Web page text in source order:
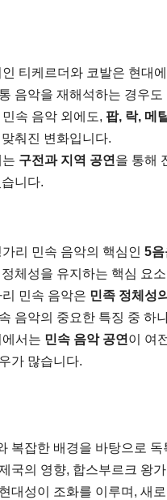
티케르더와 코발은 현대
음악을 재해석하는 경우
속 음악 외에도, 팝, 락, 메
춰진 변화입니다.
구전과 지역 공연 을 통해
니다.
가리 민속 음악의 핵심인 5음
체성을 유지하는 핵심 요
리 민속 음악은 민족 정체성
음악의 중요한 특징 중 하
서는 민속 음악 공연 이 여
가 많습니다.
복잡한 배경을 바탕으로
국의 영향, 합스부르크 왕
대성이 조화를 이루며, 새